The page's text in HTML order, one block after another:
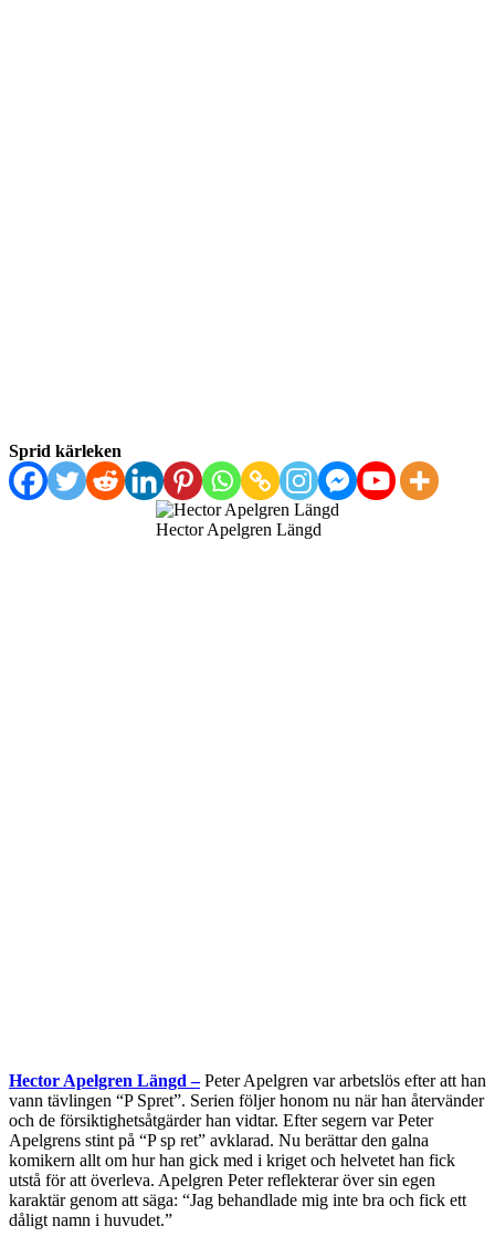
Sprid kärleken
Hector Apelgren Längd
Hector Apelgren Längd –Peter Apelgren var arbetslös efter att han
vann tävlingen “P Spret”. Serien följer honom nu när han återvänder
och de försiktighetsåtgärder han vidtar. Efter segern var Peter
Apelgrens stint på “P sp ret” avklarad. Nu berättar den galna
komikern allt om hur han gick med i kriget och helvetet han fick
utstå för att överleva. Apelgren Peter reflekterar över sin egen
karaktär genom att säga: “Jag behandlade mig inte bra och fick ett
dåligt namn i huvudet.”